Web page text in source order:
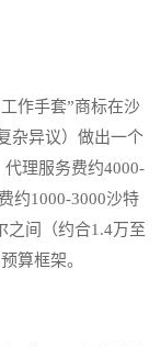
作手套”商标在沙
杂异议）做出一个
理服务费约4000-
约1000-3000沙特
之间（约合1.4万至
算框架。